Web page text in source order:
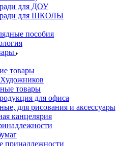
для ДОУ
для ШКОЛЫ
пособия
товары
товары
для офиса
для рисования и аксессуары
канцелярия
принадлежности